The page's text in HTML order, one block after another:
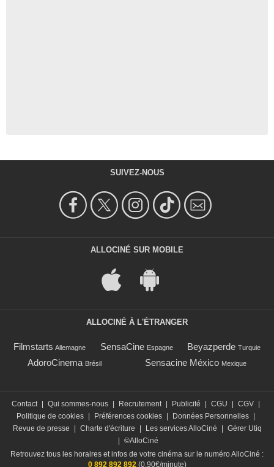
SUIVEZ-NOUS
ALLOCINÉ SUR MOBILE
ALLOCINÉ À L'ÉTRANGER
Filmstarts Allemagne SensaCine Espagne Beyazperde Turquie
AdoroCinema Brésil Sensacine México Mexique
Contact | Qui sommes-nous | Recrutement | Publicité | CGU | CGV |
Politique de cookies | Préférences cookies | Données Personnelles |
Revue de presse
| Charte d'écriture | Les services AlloCiné | Gérer Utiq
| ©AlloCiné
Retrouvez tous les horaires et infos de votre cinéma sur le numéro AlloCiné :
0 892 892 892 (0,90€/minute)